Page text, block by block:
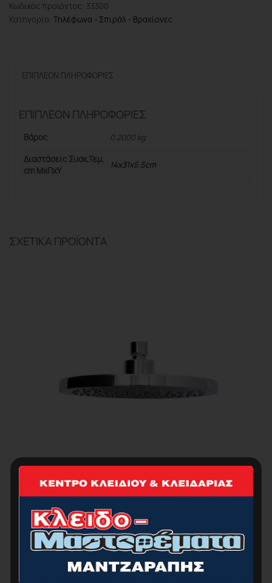
Κωδικός προϊόντος: 33300
Κατηγορία: Τηλέφωνα - Σπιράλ - Βραχίονες
ΕΠΙΠΛΈΟΝ ΠΛΗΡΟΦΟΡΊΕΣ
ΕΠΙΠΛΈΟΝ ΠΛΗΡΟΦΟΡΊΕΣ
Βάρος
0.2000 kg
Διαστάσεις Συσκ.Τεμ.
cm ΜxΠxΥ
14x31x5.5cm
ΣΧΕΤΙΚΆ ΠΡΟΪΌΝΤΑ
BORMANN BTW9026 Κεφαλή Ντους Στρογγυλή
Ασημί Φ19,8×6,5cm